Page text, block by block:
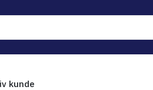
kunde